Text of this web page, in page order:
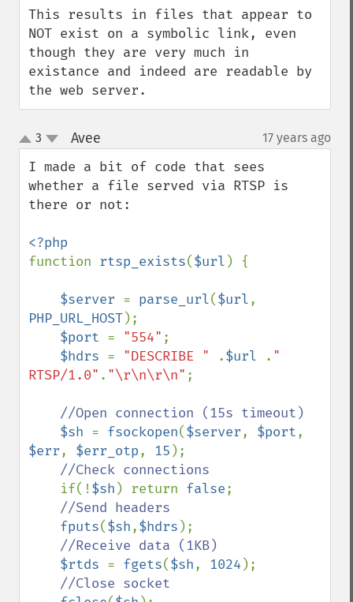
This results in files that appear to
NOT exist on a symbolic link, even
though they are very much in
existance and indeed are readable by
the web server.
up
down
3 Avee 17 years ago
I made a bit of code that sees
whether a file served via RTSP is
there or not:
function rtsp_exists($url ) {
$server = parse_url($url
PHP_URL_HOST);
$port = "554" ;
$hdrs = "DESCRIBE " .$url . "
RTSP/1.0" . "\r\n\r\n" ;
//Open connection (15s timeout)
$sh = fsockopen($server, $port
$err, $err_otp, 15 );
//Check connections
if(!$sh ) return false;
//Send headers
fputs($sh,$hdrs );
//Receive data (1KB)
$rtds = fgets($sh, 1024 );
//Close socket